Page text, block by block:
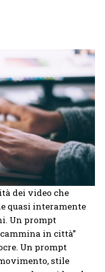
dei video che
quasi interamente
Un prompt
in città”
Un prompt
stile